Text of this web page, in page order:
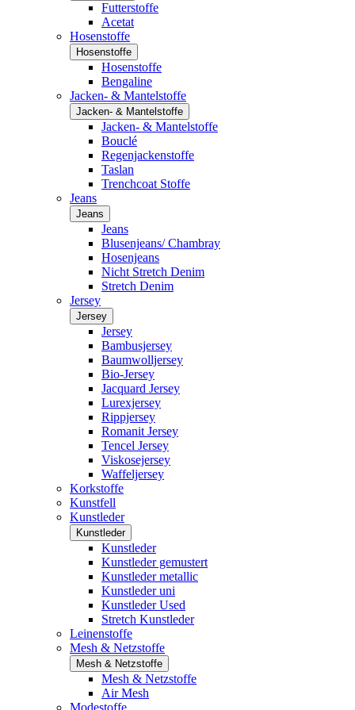
Futterstoffe
Acetat
Hosenstoffe
Hosenstoffe
Hosenstoffe
Bengaline
Jacken- & Mantelstoffe
Jacken- & Mantelstoffe
Jacken- & Mantelstoffe
Bouclé
Regenjackenstoffe
Taslan
Trenchcoat Stoffe
Jeans
Jeans
Jeans
Blusenjeans/ Chambray
Hosenjeans
Nicht Stretch Denim
Stretch Denim
Jersey
Jersey
Jersey
Bambusjersey
Baumwolljersey
Bio-Jersey
Jacquard Jersey
Lurexjersey
Rippjersey
Romanit Jersey
Tencel Jersey
Viskosejersey
Waffeljersey
Korkstoffe
Kunstfell
Kunstleder
Kunstleder
Kunstleder
Kunstleder gemustert
Kunstleder metallic
Kunstleder uni
Kunstleder Used
Stretch Kunstleder
Leinenstoffe
Mesh & Netzstoffe
Mesh & Netzstoffe
Mesh & Netzstoffe
Air Mesh
Modestoffe